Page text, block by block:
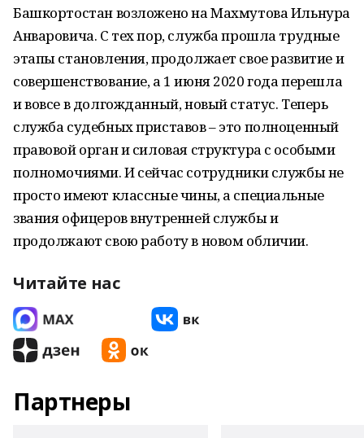
Башкортостан возложено на Махмутова Ильнура
Анваровича. С тех пор, служба прошла трудные
этапы становления, продолжает свое развитие и
совершенствование, а 1 июня 2020 года перешла
и вовсе в долгожданный, новый статус. Теперь
служба судебных приставов – это полноценный
правовой орган и силовая структура с особыми
полномочиями. И сейчас сотрудники службы не
просто имеют классные чины, а специальные
звания офицеров внутренней службы и
продолжают свою работу в новом обличии.
Читайте нас
Партнеры